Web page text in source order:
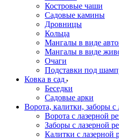
Костровые чаши
Садовые камины
Дровницы
Кольца
Мангалы в виде
Мангалы в виде
Очаги
Подставки под
Ковка в сад
Беседки
Садовые арки
Ворота, калитки, заборы с
Ворота с лазерной
Заборы с лазерной
Калитки с лазерной